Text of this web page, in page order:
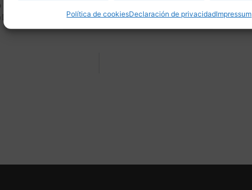
Política de cookiesDeclaración de privacidadImpressum
11, 2026